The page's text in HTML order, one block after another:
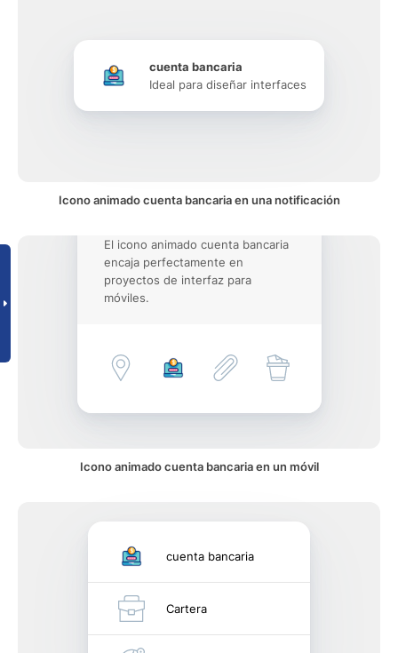
cuenta bancaria
Ideal para diseñar interfaces
Icono animado cuenta bancaria en una notificación
El icono animado cuenta bancaria
encaja perfectamente en
proyectos de interfaz para
móviles.
Icono animado cuenta bancaria en un móvil
cuenta bancaria
Cartera